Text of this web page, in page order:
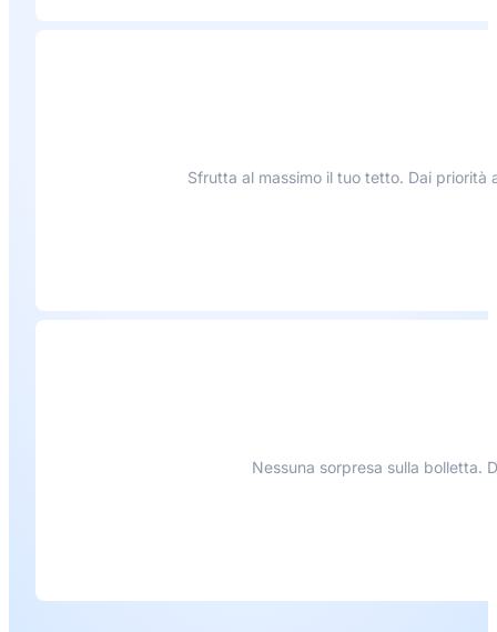
Sfrutta al massimo il tuo tetto. Dai
Nessuna sorpresa sulla bolletta.